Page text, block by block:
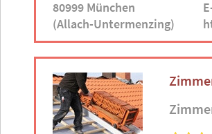
80999 München
(Allach-Untermenzing)